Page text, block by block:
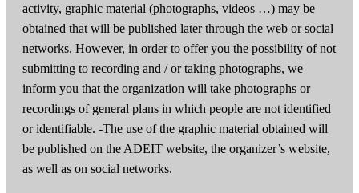
activity, graphic material (photographs, videos …) may be
obtained that will be published later through the web or social
networks. However, in order to offer you the possibility of not
submitting to recording and / or taking photographs, we
inform you that the organization will take photographs or
recordings of general plans in which people are not identified
or identifiable. -The use of the graphic material obtained will
be published on the ADEIT website, the organizer’s website,
as well as on social networks.